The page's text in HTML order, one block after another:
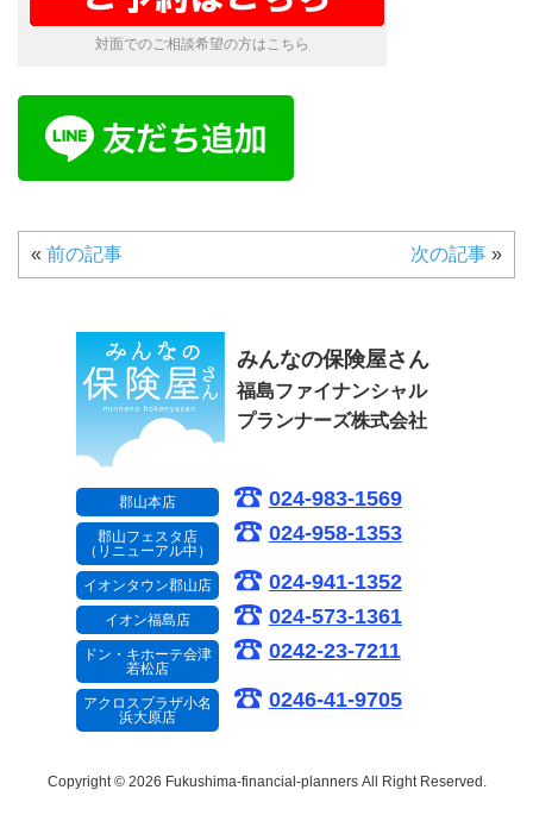
対面でのご相談希望の方はこちら
« 前の記事 次の記事 »
みんなの保険屋さん
福島ファイナンシャル
プランナーズ株式会社
郡山本店 024-983-1569
郡山フェスタ店
（リニューアル中）
024-958-1353
イオンタウン郡山店 024-941-1352
イオン福島店 024-573-1361
ドン・キホーテ会津
若松店
0242-23-7211
アクロスプラザ小名
浜大原店
0246-41-9705
Copyright © 2026 Fukushima-financial-planners All Right Reserved.